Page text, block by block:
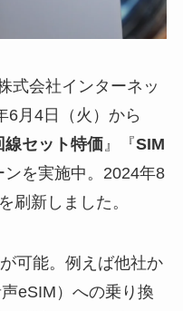
式会社インターネッ
6月4日（火）から
線セット特価』『SIM
を実施中。2024年8
刷新しました。
可能。例えば他社か
eSIM）への乗り換